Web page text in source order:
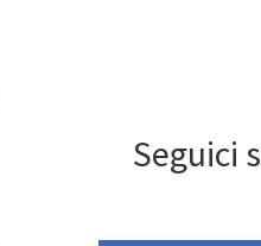
Seguici